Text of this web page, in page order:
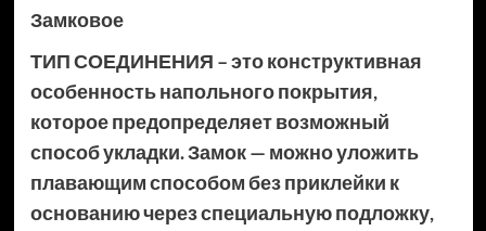
Замковое
ТИП СОЕДИНЕНИЯ – это конструктивная
особенность напольного покрытия,
которое предопределяет возможный
способ укладки. Замок — можно уложить
плавающим способом без приклейки к
основанию через специальную подложку,